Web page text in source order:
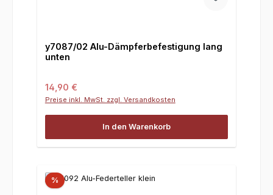
y7087/02 Alu-Dämpferbefestigung lang
unten
Regulärer Preis:
14,90 €
Preise inkl. MwSt. zzgl. Versandkosten
In den Warenkorb
%